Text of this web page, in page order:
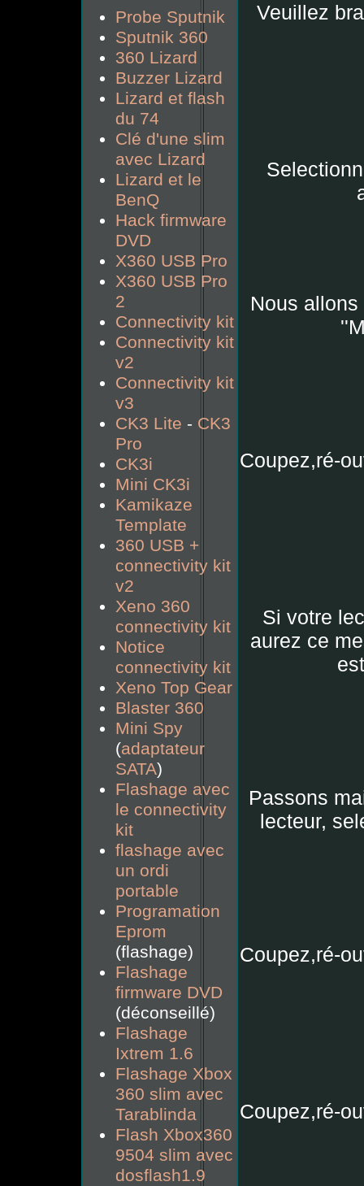
Probe Sputnik
Sputnik 360
360 Lizard
Buzzer Lizard
Lizard et flash
du 74
Clé d'une slim
avec Lizard
Lizard et le
BenQ
Hack firmware
DVD
X360 USB Pro
X360 USB Pro
2
Connectivity kit
Connectivity kit
v2
Connectivity kit
v3
CK3 Lite - CK3
Pro
CK3i
Mini CK3i
Kamikaze
Template
360 USB +
connectivity kit
v2
Xeno 360
connectivity kit
Notice
connectivity kit
Xeno Top Gear
Blaster 360
Mini Spy
(adaptateur
SATA)
Flashage avec
le connectivity
kit
flashage avec
un ordi
portable
Programation
Eprom
(flashage)
Flashage
firmware DVD
(déconseillé)
Flashage
Ixtrem 1.6
Flashage Xbox
360 slim avec
Tarablinda
Flash Xbox360
9504 slim avec
dosflash1.9
Veuillez
Nous
Coupez,ré-
Si votre
aurez ce
Passons
lecteur,
Coupez,ré-
Coupez,ré-